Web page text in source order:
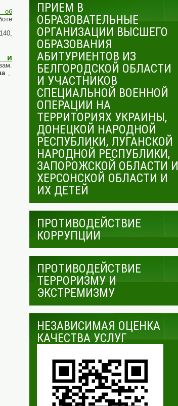
об
и
,
ПРИЕМ В
ОБРАЗОВАТЕЛЬНЫЕ
ОРГАНИЗАЦИИ ВЫСШЕГО
ОБРАЗОВАНИЯ
АБИТУРИЕНТОВ ИЗ
БЕЛГОРОДСКОЙ ОБЛАСТИ
И УЧАСТНИКОВ
СПЕЦИАЛЬНОЙ ВОЕННОЙ
ОПЕРАЦИИ НА
ТЕРРИТОРИЯХ УКРАИНЫ,
ДОНЕЦКОЙ НАРОДНОЙ
РЕСПУБЛИКИ, ЛУГАНСКОЙ
НАРОДНОЙ РЕСПУБЛИКИ,
ЗАПОРОЖСКОЙ ОБЛАСТИ И
ХЕРСОНСКОЙ ОБЛАСТИ И
ИХ ДЕТЕЙ
ПРОТИВОДЕЙСТВИЕ
КОРРУПЦИИ
ПРОТИВОДЕЙСТВИЕ
ТЕРРОРИЗМУ И
ЭКСТРЕМИЗМУ
НЕЗАВИСИМАЯ ОЦЕНКА
КАЧЕСТВА УСЛУГ